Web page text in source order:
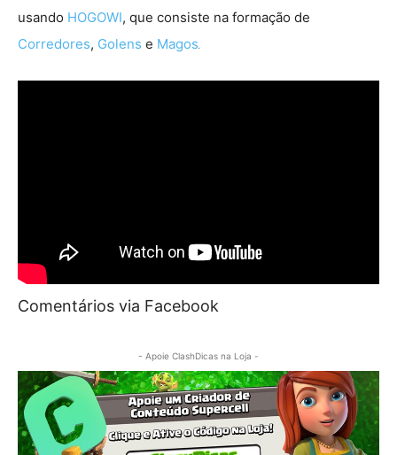
usando HOGOWI, que consiste na formação de
Corredores, Golens e Magos
Comentários via Facebook
- Apoie ClashDicas na Loja -